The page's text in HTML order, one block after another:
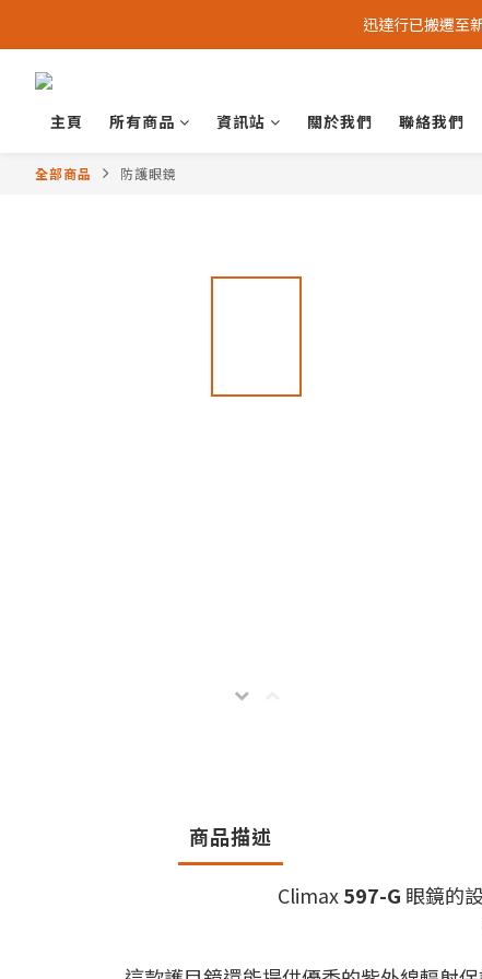
迅達行已搬遷至
主頁
所有商品 資訊站 關於我們 聯絡我們
全部商品 防護眼鏡
商品描述
Climax597-G 眼鏡的